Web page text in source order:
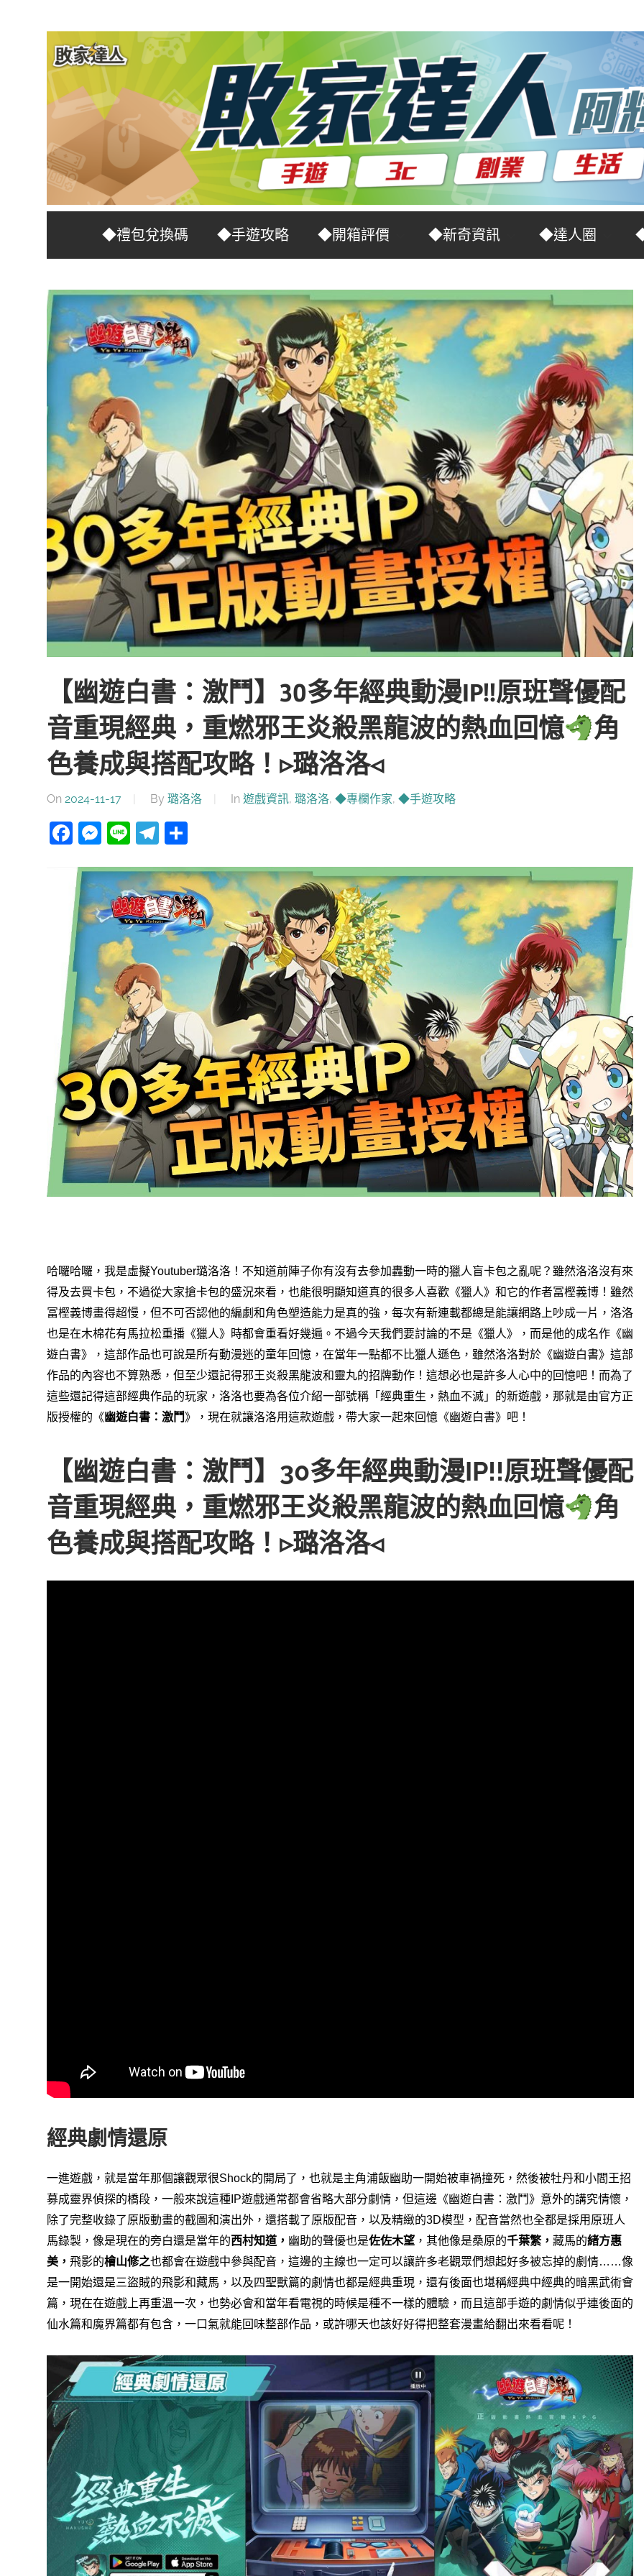
家
達
人
推
薦
No.1
戲
科
技
自
體。
◆禮包兌換碼 ◆手遊攻略 ◆開箱評價 ◆新奇資訊 ◆達人圈
【幽遊白書：激鬥】30多年經典動漫IP!!原班聲優配
音重現經典，重燃邪王炎殺黑龍波的熱血回憶
角
色養成與搭配攻略！▹璐洛洛◃
On 2024-11-17 By 璐洛洛 In 遊戲資訊, 璐洛洛, ◆專欄作家, ◆手遊攻略
Facebook
Messenger
LineTelegram
分
哈囉哈囉，我是虛擬Youtuber璐洛洛！ 不知道前陣子你有沒有去參加轟動一時的獵人盲卡包之亂呢？ 雖然洛洛沒有來
得及去買卡包， 不過從大家搶卡包的盛況來看，也能很明顯知道真的很多人喜歡《獵人》和它的作者冨樫義博！ 雖然
冨樫義博畫得超慢，但不可否認他的編劇和角色塑造能力是真的強， 每次有新連載都總是能讓網路上吵成一片， 洛洛
也是在木棉花有馬拉松重播《獵人》時都會重看好幾遍。 不過今天我們要討論的不是《獵人》，而是他的成名作《幽
遊白書》， 這部作品也可說是所有動漫迷的童年回憶， 在當年一點都不比獵人遜色， 雖然洛洛對於《幽遊白書》這部
作品的內容也不算熟悉， 但至少還記得邪王炎殺黑龍波和靈丸的招牌動作！ 這想必也是許多人心中的回憶吧！ 而為了
這些還記得這部經典作品的玩家， 洛洛也要為各位介紹一部號稱「經典重生，熱血不滅」的新遊戲， 那就是由官方正
版授權的 《幽遊白書：激鬥》， 現在就讓洛洛用這款遊戲，帶大家一起來回憶《幽遊白書》吧！
【幽遊白書：激鬥】30多年經典動漫IP!!原班聲優配
音重現經典，重燃邪王炎殺黑龍波的熱血回憶
角
色養成與搭配攻略！▹璐洛洛◃
經典劇情還原
一進遊戲，就是當年那個讓觀眾很Shock的開局了， 也就是主角浦飯幽助一開始被車禍撞死， 然後被牡丹和小閻王招
募成靈界偵探的橋段， 一般來說這種IP遊戲通常都會省略大部分劇情， 但這邊《幽遊白書：激鬥》意外的講究情懷，
除了完整收錄了原版動畫的截圖和演出外， 還搭載了原版配音，以及精緻的3D模型， 配音當然也全都是採用原班人
馬錄製， 像是現在的旁白還是當年的西村知道， 幽助的聲優也是佐佐木望， 其他像是桑原的千葉繁， 藏馬的緒方惠
美， 飛影的檜山修之也都會在遊戲中參與配音， 這邊的主線也一定可以讓許多老觀眾們想起好多被忘掉的劇情……像
是一開始還是三盜賊的飛影和藏馬， 以及四聖獸篇的劇情也都是經典重現， 還有後面也堪稱經典中經典的暗黑武術會
篇， 現在在遊戲上再重溫一次，也勢必會和當年看電視的時候是種不一樣的體驗， 而且這部手遊的劇情似乎連後面的
仙水篇和魔界篇都有包含， 一口氣就能回味整部作品， 或許哪天也該好好得把整套漫畫給翻出來看看呢！